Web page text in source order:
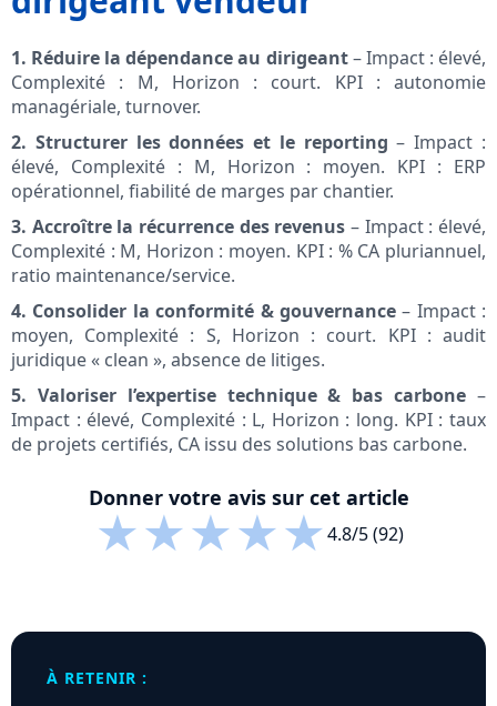
1. Réduire la dépendance au dirigeant– Impact : élevé,
Complexité : M, Horizon : court. KPI : autonomie
managériale, turnover.
2. Structurer les données et le reporting – Impact :
élevé, Complexité : M, Horizon : moyen. KPI : ERP
opérationnel, fiabilité de marges par chantier.
3. Accroître la récurrence des revenus – Impact : élevé,
Complexité : M, Horizon : moyen. KPI : % CA pluriannuel,
ratio maintenance/service.
4. Consolider la conformité & gouvernance– Impact :
moyen, Complexité : S, Horizon : court. KPI : audit
juridique « clean », absence de litiges.
5. Valoriser l’expertise technique & bas carbone –
Impact : élevé, Complexité : L, Horizon : long. KPI : taux
de projets certifiés, CA issu des solutions bas carbone.
Donner votre avis sur cet article
★★★★★4.8/5 (92)
À RETENIR :